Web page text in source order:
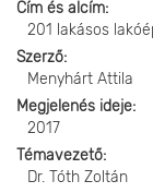
Cím és alcím
201 lakásos
Szerző
Menyhárt Attila
Megjelenés ideje
2017
Témavezető
Dr. Tóth Zoltán